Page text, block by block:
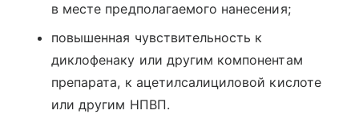
в месте предполагаемого нанесения;
повышенная чувствительность к
диклофенаку или другим компонентам
препарата, к ацетилсалициловой кислоте
или другим НПВП.